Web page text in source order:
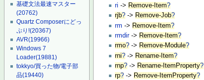
基礎文法最速マスター
(20762)
Quartz Composerにどっ
ぷり!(20367)
AVR(19966)
Windows 7
Loader(19881)
tokkyo/買った物/電子部
品(19440)
ri -> Remove-Item?
rjb? -> Remove-Job?
rm -> Remove-Item?
rmdir-> Remove-Item?
rmo? -> Remove-Module?
rni? -> Rename-Item?
rnp? -> Rename-ItemProperty?
rp? -> Remove-ItemProperty?